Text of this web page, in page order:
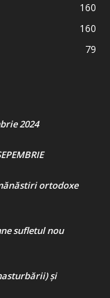
160
160
79
2024
ortodoxe
sufletul nou
şi